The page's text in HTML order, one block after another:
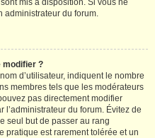
mis à disposition. Si vous ne
administrateur du forum.
modifier ?
d’utilisateur, indiquent le nombre
membres tels que les modérateurs
pas directement modifier
l’administrateur du forum. Évitez de
seul but de passer au rang
pratique est rarement tolérée et un